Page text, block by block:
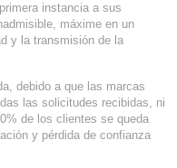
instancia a sus
máxime en un
y la transmisión de la
debido a que las marcas
las solicitudes recibidas, ni
de los clientes se queda
y pérdida de confianza